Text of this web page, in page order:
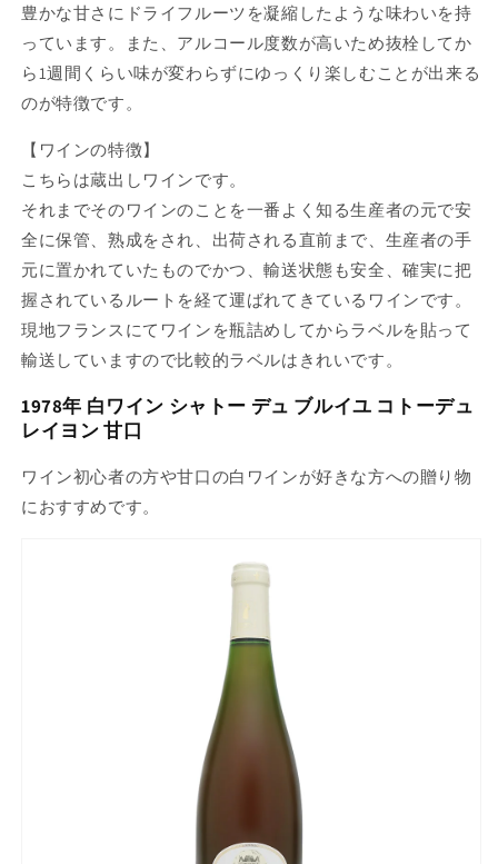
豊かな甘さにドライフルーツを凝縮したような味わいを持
っています。また、アルコール度数が高いため抜栓してか
ら1週間くらい味が変わらずにゆっくり楽しむことが出来る
のが特徴です。
【ワインの特徴】
こちらは蔵出しワインです。
それまでそのワインのことを一番よく知る生産者の元で安
全に保管、熟成をされ、出荷される直前まで、生産者の手
元に置かれていたものでかつ、輸送状態も安全、確実に把
握されているルートを経て運ばれてきているワインです。
現地フランスにてワインを瓶詰めしてからラベルを貼って
輸送していますので比較的ラベルはきれいです。
1978年 白ワイン シャトー デュ ブルイユ コトーデュ
レイヨン 甘口
ワイン初心者の方や甘口の白ワインが好きな方への贈り物
におすすめです。